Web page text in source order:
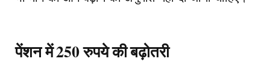
पेंशन में 250 रुपये की बढ़ोतरी